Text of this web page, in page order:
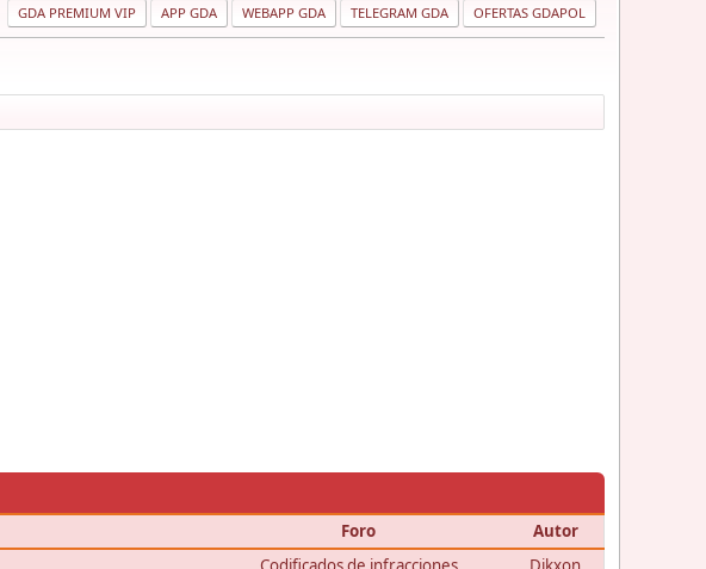
GDA PREMIUM VIP APP GDA WEBAPP GDA TELEGRAM GDA OFERTAS GDAPOL
Foro
Autor